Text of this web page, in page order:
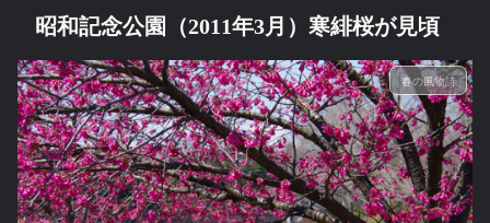
昭和記念公園（2011年3月）寒緋桜が見頃
春の風物詩